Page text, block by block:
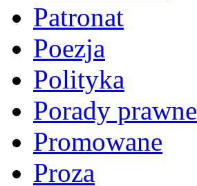
Patronat
Poezja
Polityka
Porady prawne
Promowane
Proza